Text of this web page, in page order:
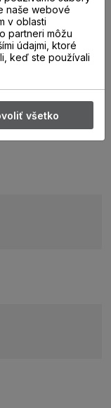
naše webové
v oblasti
partneri môžu
údajmi, ktoré
keď ste používali
všetko